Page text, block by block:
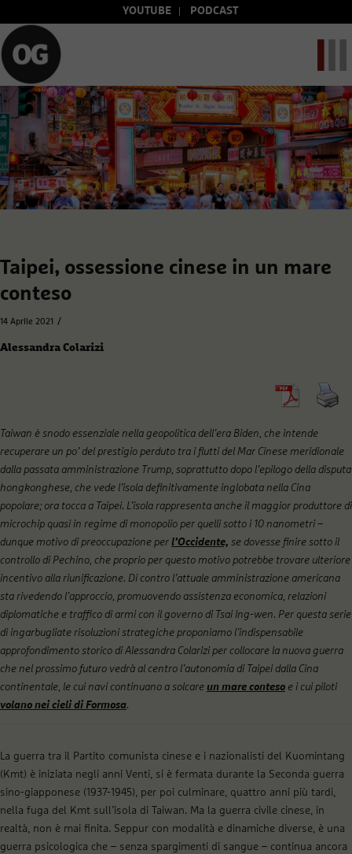
YOUTUBE PODCAST
Taipei, ossessione cinese in un mare
conteso
14 Aprile 2021 /
Alessandra Colarizi
Taiwan è snodo essenziale nella geopolitica dell’era Biden, che intende
recuperare un po’ del prestigio perduto tra i flutti del Mar Cinese meridionale
dalla passata amministrazione Trump, soprattutto dopo l’epilogo della disputa
hongkonghese, che vede l’isola definitivamente inglobata nella Cina
popolare; ora tocca a Taipei. L’isola rappresenta anche il maggior produttore di
microchip quasi in regime di monopolio per quelli sotto i 10 nanometri –
dunque motivo di preoccupazione per l’Occidente, se dovesse finire sotto il
controllo di Pechino, che proprio per questo motivo potrebbe trovare ulteriore
incentivo alla riunificazione. Di contro l’attuale amministrazione americana
sta rivedendo l’approccio, promuovendo assistenza economica, relazioni
diplomatiche e traffico di armi con il governo di Tsai Ing-wen. Per questa serie
di ingarbugliate risoluzioni strategiche proponiamo l’indispensabile
approfondimento storico di Alessandra Colarizi per collocare la nuova guerra
che nel prossimo futuro vedrà al centro l’autonomia di Taipei dalla Cina
continentale, le cui navi continuano a solcare un mare conteso e i cui piloti
volano nei cieli di Formosa.
La guerra tra il Partito comunista cinese e i nazionalisti del Kuomintang
(Kmt) è iniziata negli anni Venti, si è fermata durante la Seconda guerra
sino-giapponese (1937-1945), per poi culminare, quattro anni più tardi,
nella fuga del Kmt sull’isola di Taiwan. Ma la guerra civile cinese, in
realtà, non è mai finita. Seppur con modalità e dinamiche diverse, è una
guerra psicologica che – senza spargimenti di sangue – continua ancora